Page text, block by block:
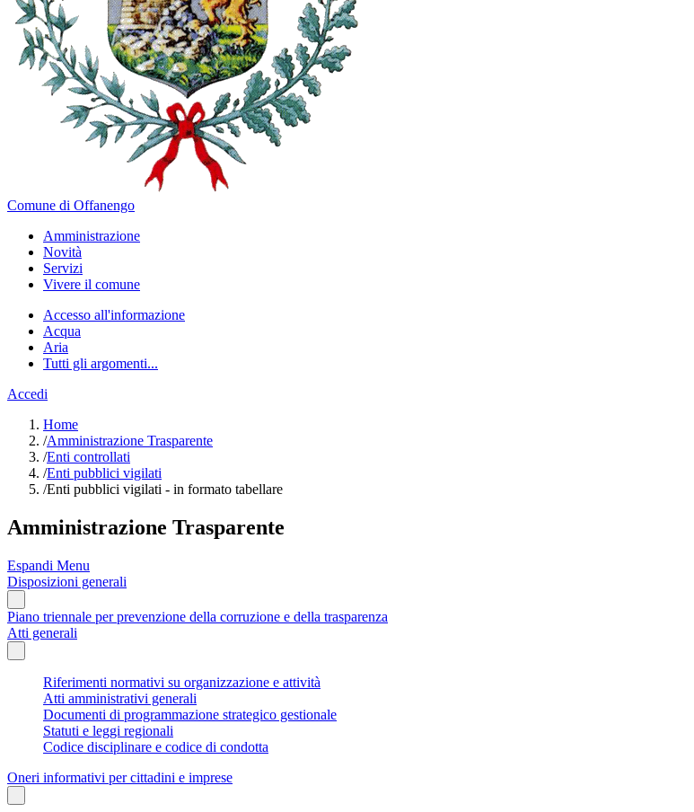
Comune di Offanengo
Amministrazione
Novità
Servizi
Vivere il comune
Accesso all'informazione
Acqua
Aria
Tutti gli argomenti...
Accedi
Home
/Amministrazione Trasparente
/Enti controllati
/Enti pubblici vigilati
/Enti pubblici vigilati - in formato tabellare
Amministrazione Trasparente
Espandi Menu
Disposizioni generali
Piano triennale per prevenzione della corruzione e della trasparenza
Atti generali
Riferimenti normativi su organizzazione e attività
Atti amministrativi generali
Documenti di programmazione strategico gestionale
Statuti e leggi regionali
Codice disciplinare e codice di condotta
Oneri informativi per cittadini e imprese